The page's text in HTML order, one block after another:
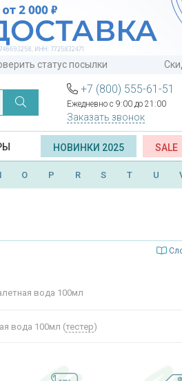
статус посылки
+7 (800) 555-61-51
Ежедневно с 9:00 до 21:00
Заказать звонок
НОВИНКИ 2025 SALE
O P R S T U
вода 100мл
вода 100мл (тестер)